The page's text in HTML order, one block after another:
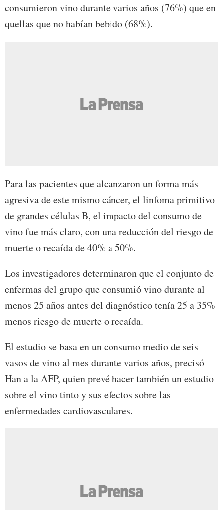
consumieron vino durante varios años (76%) que en
quellas que no habían bebido (68%).
Para las pacientes que alcanzaron un forma más
agresiva de este mismo cáncer, el linfoma primitivo
de grandes células B, el impacto del consumo de
vino fue más claro, con una reducción del riesgo de
muerte o recaída de 40% a 50%.
Los investigadores determinaron que el conjunto de
enfermas del grupo que consumió vino durante al
menos 25 años antes del diagnóstico tenía 25 a 35%
menos riesgo de muerte o recaída.
El estudio se basa en un consumo medio de seis
vasos de vino al mes durante varios años, precisó
Han a la AFP, quien prevé hacer también un estudio
sobre el vino tinto y sus efectos sobre las
enfermedades cardiovasculares.